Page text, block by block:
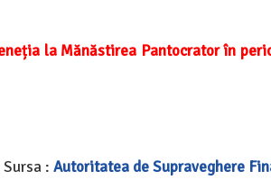
la Mănăstirea Pantocrator în
Sursa :Autoritatea de Supraveghere